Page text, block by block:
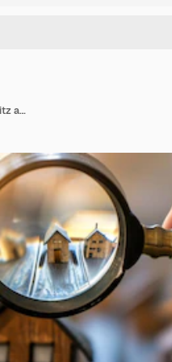
Männer benutzen das Vergrößerungs-Symbol, um Daten über den Wohnsitz auf einem Miniaturhaus zu suchen, um Häuser zu mieten oder zu kaufen.